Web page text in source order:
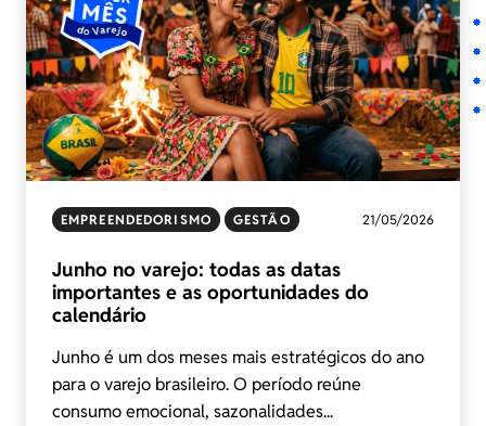
EMPREENDEDORISMO GESTÃO 21/05/2026
Junho no varejo: todas as datas
importantes e as oportunidades do
calendário
Junho é um dos meses mais estratégicos do ano
para o varejo brasileiro. O período reúne
consumo emocional, sazonalidades...